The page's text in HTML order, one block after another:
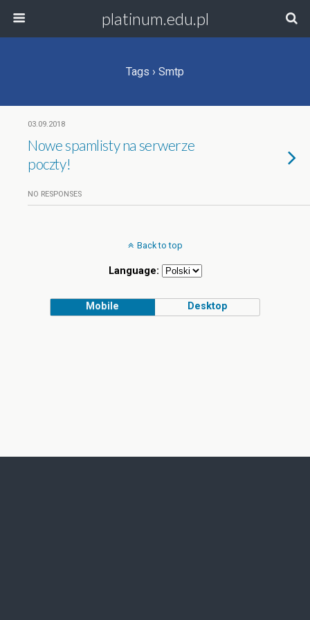
platinum.edu.pl
Tags › Smtp
03.09.2018
Nowe spamlisty na serwerze
poczty!
NO RESPONSES
Back to top
Language:
Mobile Desktop